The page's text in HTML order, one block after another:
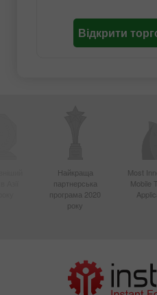
Відкрити
Найкраща
партнерська
програма 2020
року
Most
Mobile